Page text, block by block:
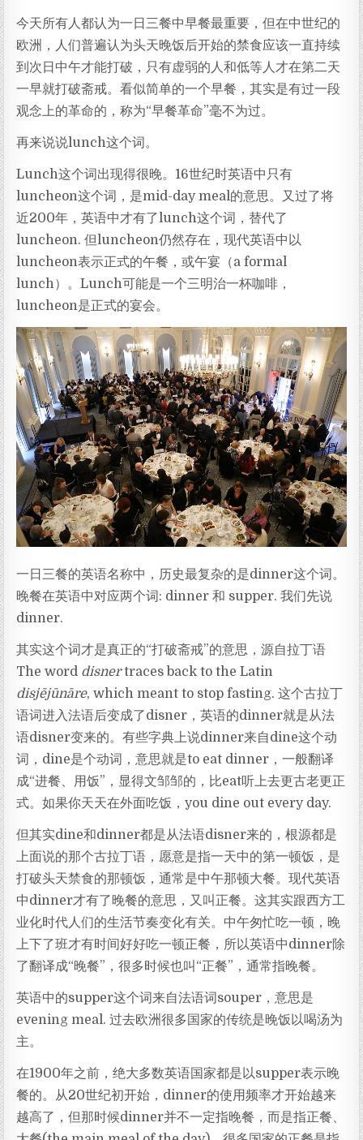
今天所有人都认为一日三餐中早餐最重要，但在中世纪的
欧洲，人们普遍认为头天晚饭后开始的禁食应该一直持续
到次日中午才能打破，只有虚弱的人和低等人才在第二天
一早就打破斋戒。看似简单的一个早餐，其实是有过一段
观念上的革命的，称为“早餐革命”毫不为过。
再来说说lunch这个词。
Lunch这个词出现得很晚。16世纪时英语中只有
luncheon这个词，是mid-day meal的意思。又过了将
近200年，英语中才有了lunch这个词，替代了
luncheon. 但luncheon仍然存在，现代英语中以
luncheon表示正式的午餐，或午宴（a formal
lunch）。Lunch可能是一个三明治一杯咖啡，
luncheon是正式的宴会。
一日三餐的英语名称中，历史最复杂的是dinner这个词。
晚餐在英语中对应两个词: dinner 和 supper. 我们先说
dinner.
其实这个词才是真正的“打破斋戒”的意思，源自拉丁语
The word disnertraces back to the Latin
disjējūnāre, which meant to stop fasting. 这个古拉丁
语词进入法语后变成了disner，英语的dinner就是从法
语disner变来的。有些字典上说dinner来自dine这个动
词，dine是个动词，意思就是to eat dinner，一般翻译
成“进餐、用饭”，显得文邹邹的，比eat听上去更古老更正
式。如果你天天在外面吃饭，you dine out every day.
但其实dine和dinner都是从法语disner来的，根源都是
上面说的那个古拉丁语，愿意是指一天中的第一顿饭，是
打破头天禁食的那顿饭，通常是中午那顿大餐。现代英语
中dinner才有了晚餐的意思，又叫正餐。这其实跟西方工
业化时代人们的生活节奏变化有关。中午匆忙吃一顿，晚
上下了班才有时间好好吃一顿正餐，所以英语中dinner除
了翻译成“晚餐”，很多时候也叫“正餐”，通常指晚餐。
英语中的supper这个词来自法语词souper，意思是
evening meal. 过去欧洲很多国家的传统是晚饭以喝汤为
主。
在1900年之前，绝大多数英语国家都是以supper表示晚
餐的。从20世纪初开始，dinner的使用频率才开始越来
越高了，但那时候dinner并不一定指晚餐，而是指正餐、